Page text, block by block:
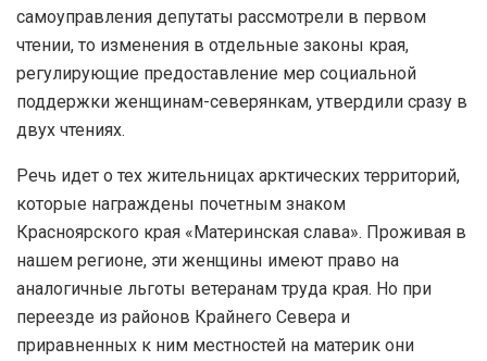
самоуправления депутаты рассмотрели в первом
чтении, то изменения в отдельные законы края,
регулирующие предоставление мер социальной
поддержки женщинам-северянкам, утвердили сразу в
двух чтениях.
Речь идет о тех жительницах арктических территорий,
которые награждены почетным знаком
Красноярского края «Материнская слава». Проживая в
нашем регионе, эти женщины имеют право на
аналогичные льготы ветеранам труда края. Но при
переезде из районов Крайнего Севера и
приравненных к ним местностей на материк они